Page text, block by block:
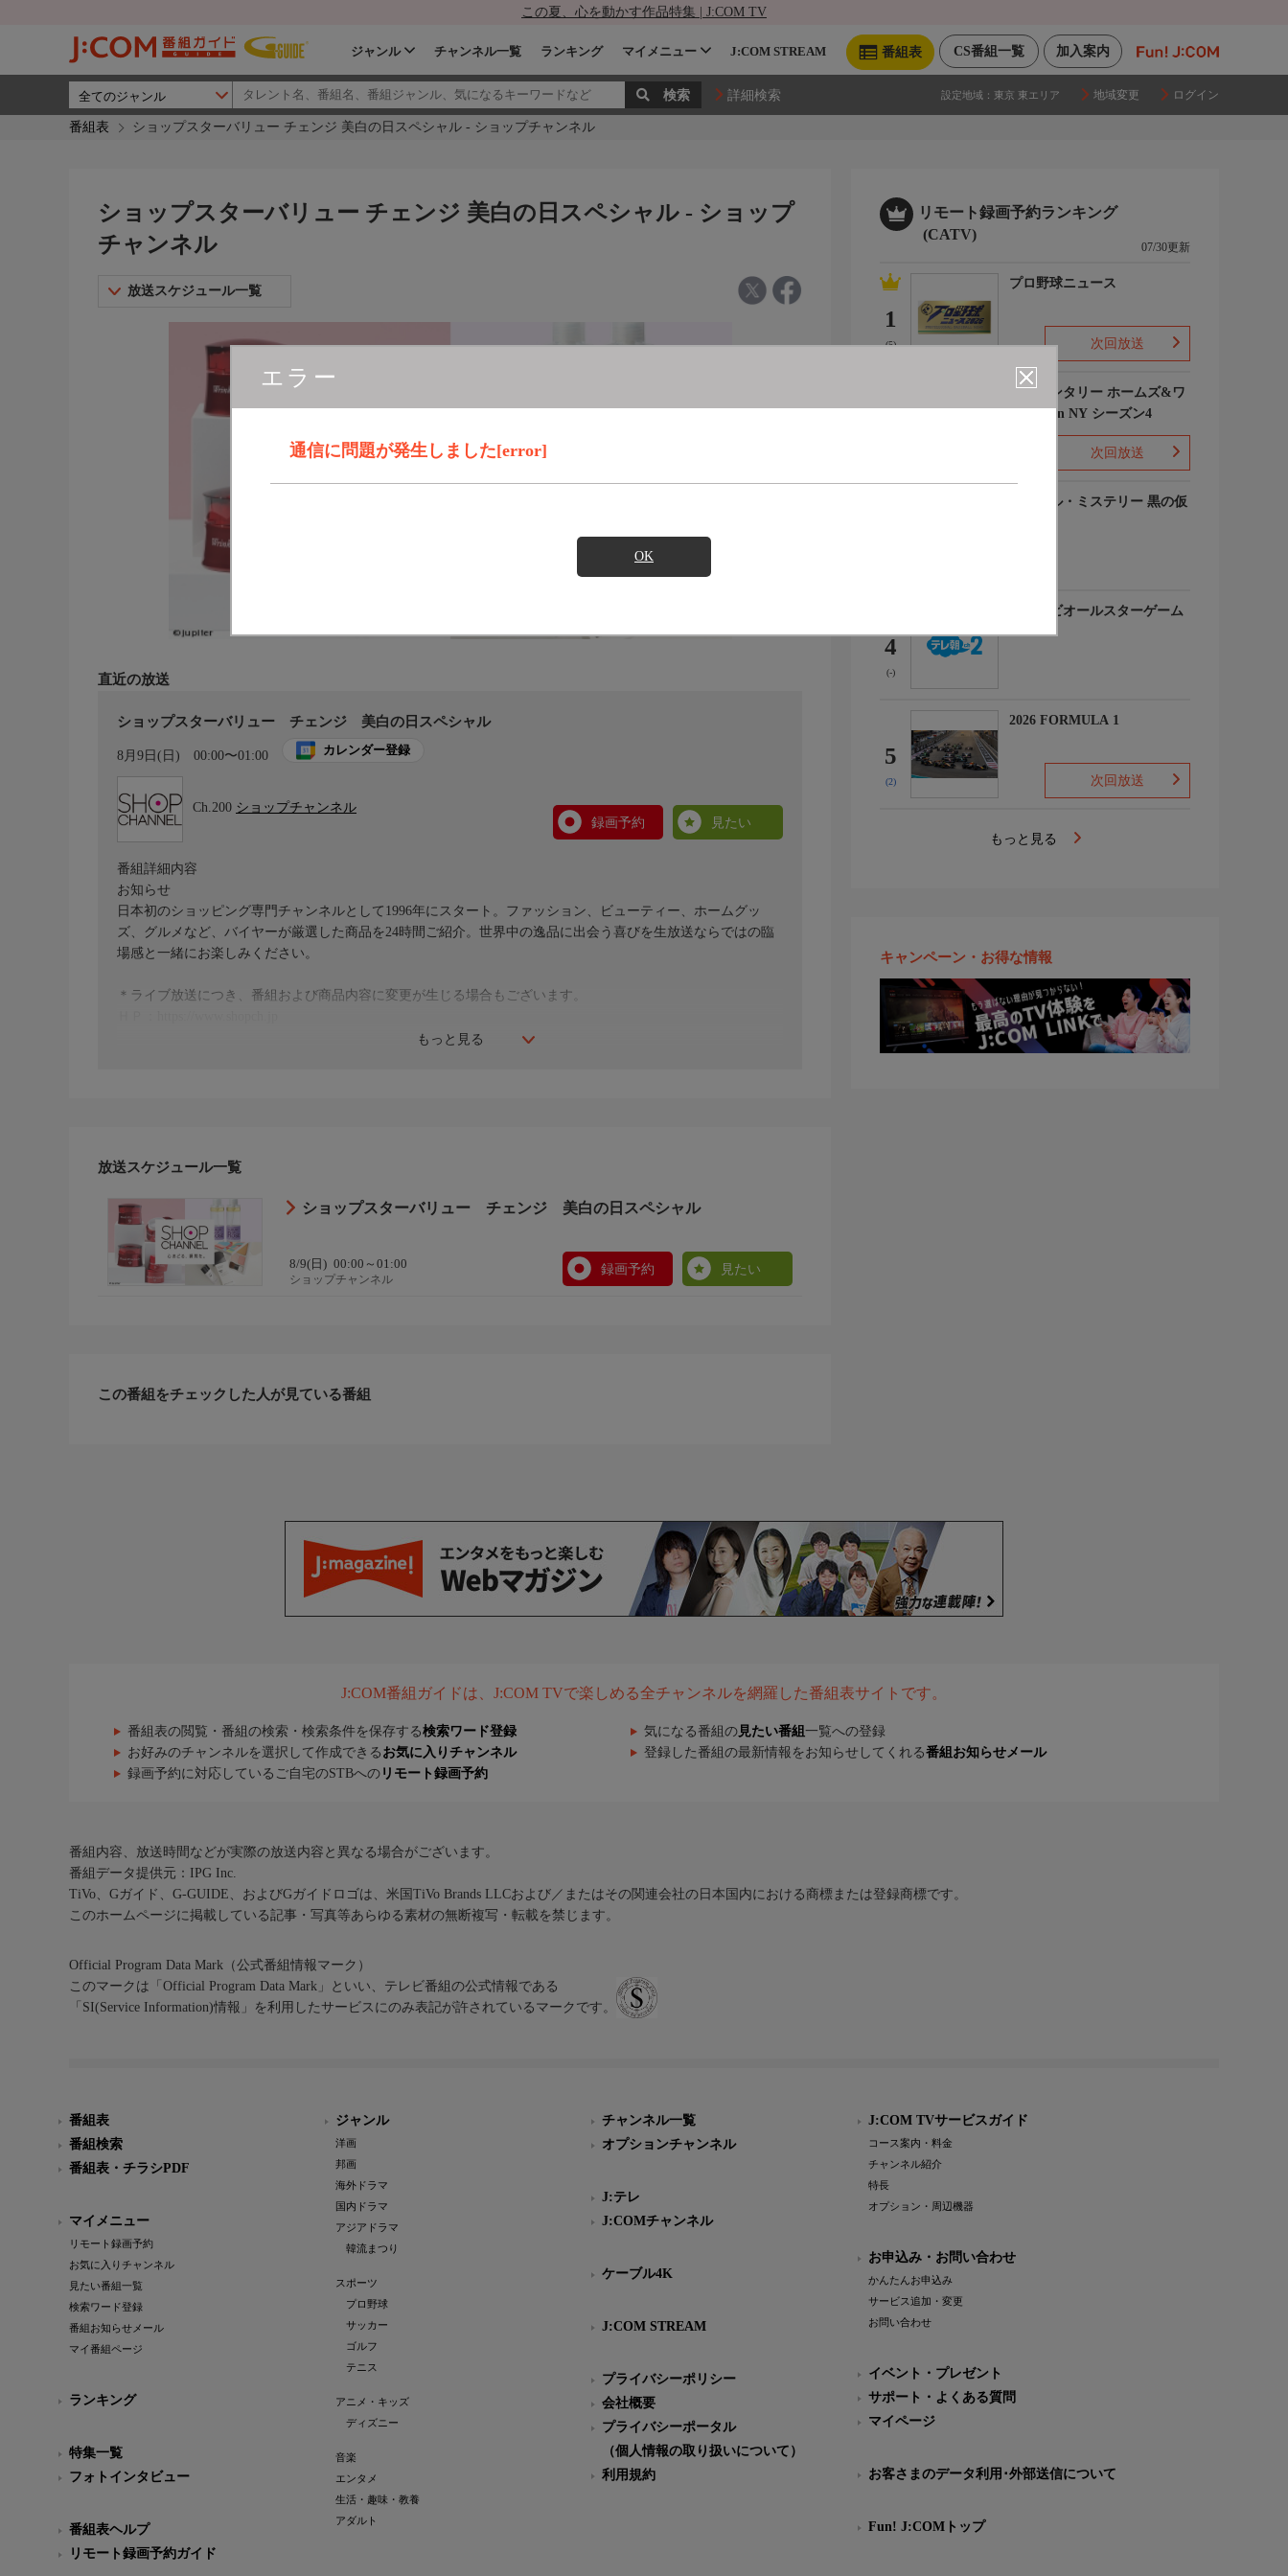
この夏、心を動かす作品特集 | J:COM TV
加入案内
CS番組一覧
番組表
ジャンル チャンネル一覧 ランキング マイメニュー J:COM STREAM
詳細検索 設定地域： 東京 東エリア 地域変更 ログイン
番組表 ショップスターバリュー チェンジ 美白の日スペシャル - ショップチャンネル
エラー
通信に問題が発生しました[error]
OK
ショップスターバリュー チェンジ 美白の日スペシャル - ショップ
チャンネル
放送スケジュール一覧
直近の放送
ショップスターバリュー チェンジ 美白の日スペシャル
8月9日(日) 00:00〜01:00 カレンダー登録
Ch.200 ショップチャンネル
録画予約
見たい
もっと見る
番組詳細内容
お知らせ
日本初のショッピング専門チャンネルとして1996年にスタート。ファッション、ビューティー、ホームグッ
ズ、グルメなど、バイヤーが厳選した商品を24時間ご紹介。世界中の逸品に出会う喜びを生放送ならではの臨
場感と一緒にお楽しみください。
＊ライブ放送につき、番組および商品内容に変更が生じる場合もございます。
放送スケジュール一覧
ショップスターバリュー チェンジ 美白の日スペシャル
8/9(日) 00:00～01:00
ショップチャンネル
録画予約 見たい
この番組をチェックした人が見ている番組
リモート録画予約ランキング
(CATV)
07/30更新
1
(5)
プロ野球ニュース
次回放送
エレメンタリー ホームズ&ワ
トソン in NY シーズン4
次回放送
ルーヴル・ミステリー 黒の仮
4
(-)
マイナビオールスターゲーム
2026
5
(2)
2026 FORMULA 1
次回放送
もっと見る
キャンペーン・お得な情報
J:COM番組ガイドは、J:COM TVで楽しめる全チャンネルを網羅した番組表サイトです。
番組表の閲覧・番組の検索・検索条件を保存する検索ワード登録 気になる番組の 見たい番組 一覧への登録
お好みのチャンネルを選択して作成できる お気に入りチャンネル 登録した番組の最新情報をお知らせしてくれる番組お知らせメール
録画予約に対応しているご自宅のSTBへの リモート録画予約
番組内容、放送時間などが実際の放送内容と異なる場合がございます。
番組データ提供元：IPG Inc.
TiVo、Gガイド、G-GUIDE、およびGガイドロゴは、米国TiVo Brands LLCおよび／またはその関連会社の日本国内における商標または登録商標です。
このホームページに掲載している記事・写真等あらゆる素材の無断複写・転載を禁じます。
Official Program Data Mark（公式番組情報マーク）
このマークは「Official Program Data Mark」といい、テレビ番組の公式情報である
「SI(Service Information)情報」を利用したサービスにのみ表記が許されているマークです。
番組表
番組検索
番組表・チラシPDF
マイメニュー
リモート録画予約
お気に入りチャンネル
見たい番組一覧
検索ワード登録
番組お知らせメール
マイ番組ページ
ランキング
特集一覧
フォトインタビュー
番組表ヘルプ
リモート録画予約ガイド
ジャンル
洋画
邦画
海外ドラマ
国内ドラマ
アジアドラマ
韓流まつり
スポーツ
プロ野球
サッカー
ゴルフ
テニス
アニメ・キッズ
ディズニー
音楽
エンタメ
生活・趣味・教養
アダルト
チャンネル一覧
オプションチャンネル
J:テレ
J:COMチャンネル
ケーブル4K
J:COM STREAM
プライバシーポリシー
会社概要
プライバシーポータル
（個人情報の取り扱いについて）
利用規約
J:COM TVサービスガイド
コース案内・料金
チャンネル紹介
特長
オプション・周辺機器
お申込み・お問い合わせ
かんたんお申込み
サービス追加・変更
お問い合わせ
イベント・プレゼント
サポート・よくある質問
マイページ
お客さまのデータ利用･外部送信について
Fun! J:COMトップ